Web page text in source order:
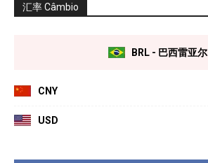
汇率 Câmbio
BRL - 巴西雷亚尔
CNY
USD